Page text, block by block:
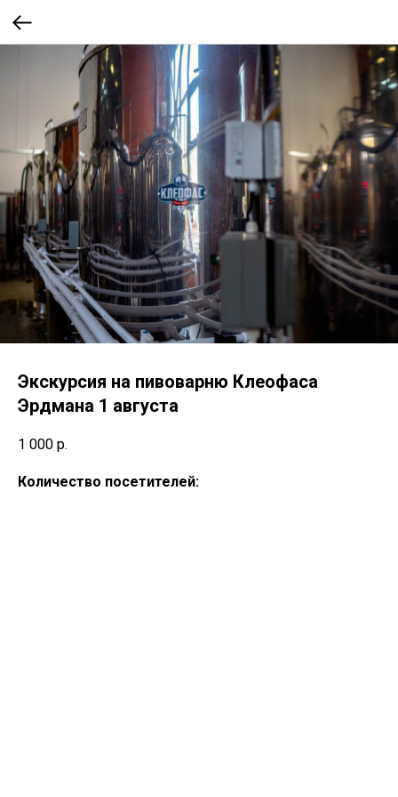
Экскурсия на пивоварню Клеофаса
Эрдмана 1 августа
1 000 р.
Количество посетителей: